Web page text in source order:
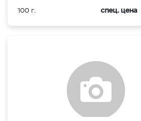
100 г. спец. цена